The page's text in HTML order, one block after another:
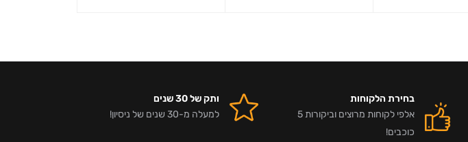
בחירת הלקוחות
אלפי לקוחות מרוצים וביקורות 5
כוכבים!
ותק של 30 שנים
למעלה מ-30 שנים של ניסיון!